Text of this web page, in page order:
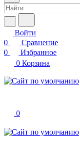
Войти
0
Сравнение
0
Избранное
0 Корзина
0